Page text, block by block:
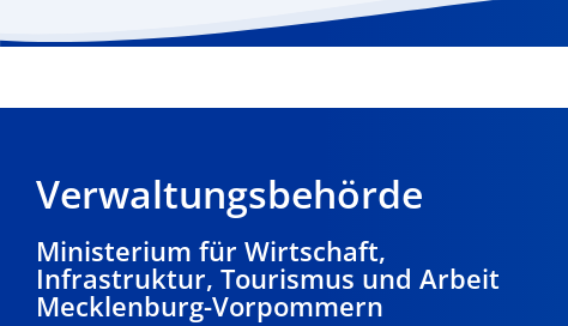
Verwaltungsbehörde
Ministerium für Wirtschaft,
Infrastruktur, Tourismus und Arbeit
Mecklenburg-Vorpommern